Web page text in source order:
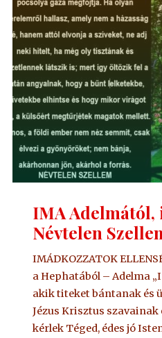
5."
IMA Adelmától,
Névtelen
IMÁDKOZZATOK
a Hephatából – Adelma
akik titeket bántanak és
Jézus Krisztus szavainak
kérlek Téged, édes jó